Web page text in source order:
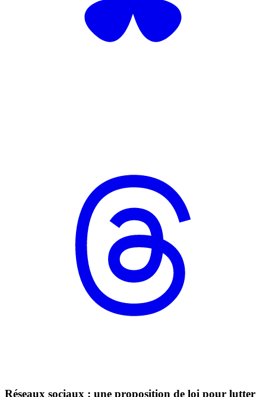
Réseaux sociaux : une proposition de loi pour lutter